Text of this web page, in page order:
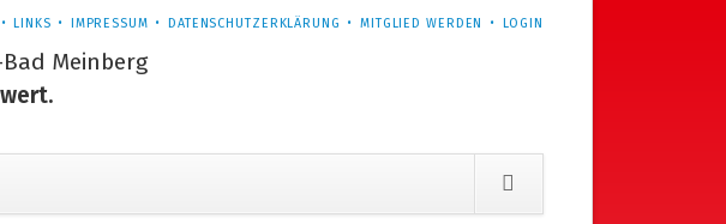
LINKS IMPRESSUM DATENSCHUTZERKLÄRUNG MITGLIED WERDEN LOGIN
Meinberg